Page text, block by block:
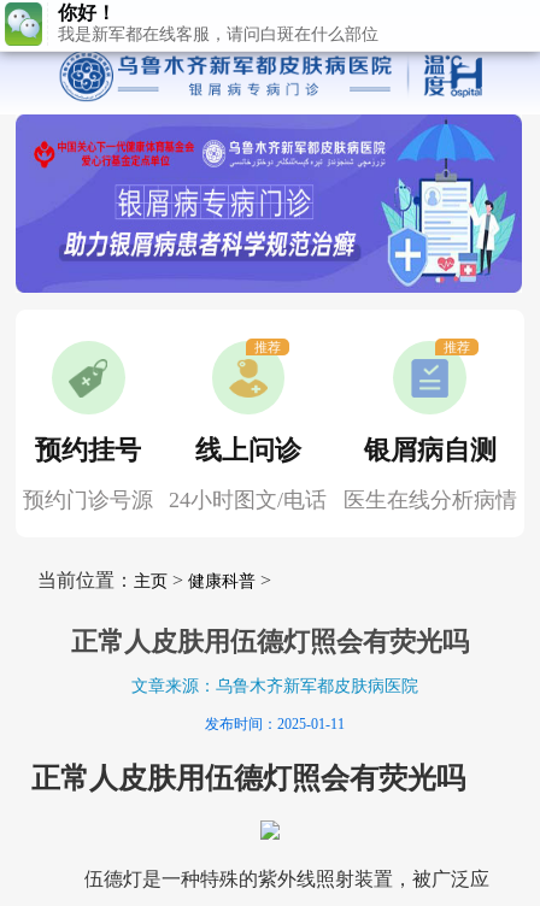
预约挂号
预约门诊号源
线上问诊
24小时图文/电话
推荐
银屑病自测
医生在线分析病情
推荐
当前位置： 主页> 健康科普>
正常人皮肤用伍德灯照会有荧光吗
文章来源：乌鲁木齐新军都皮肤病医院
发布时间：2025-01-11
正常人皮肤用伍德灯照会有荧光吗
伍德灯是一种特殊的紫外线照射装置，被广泛应